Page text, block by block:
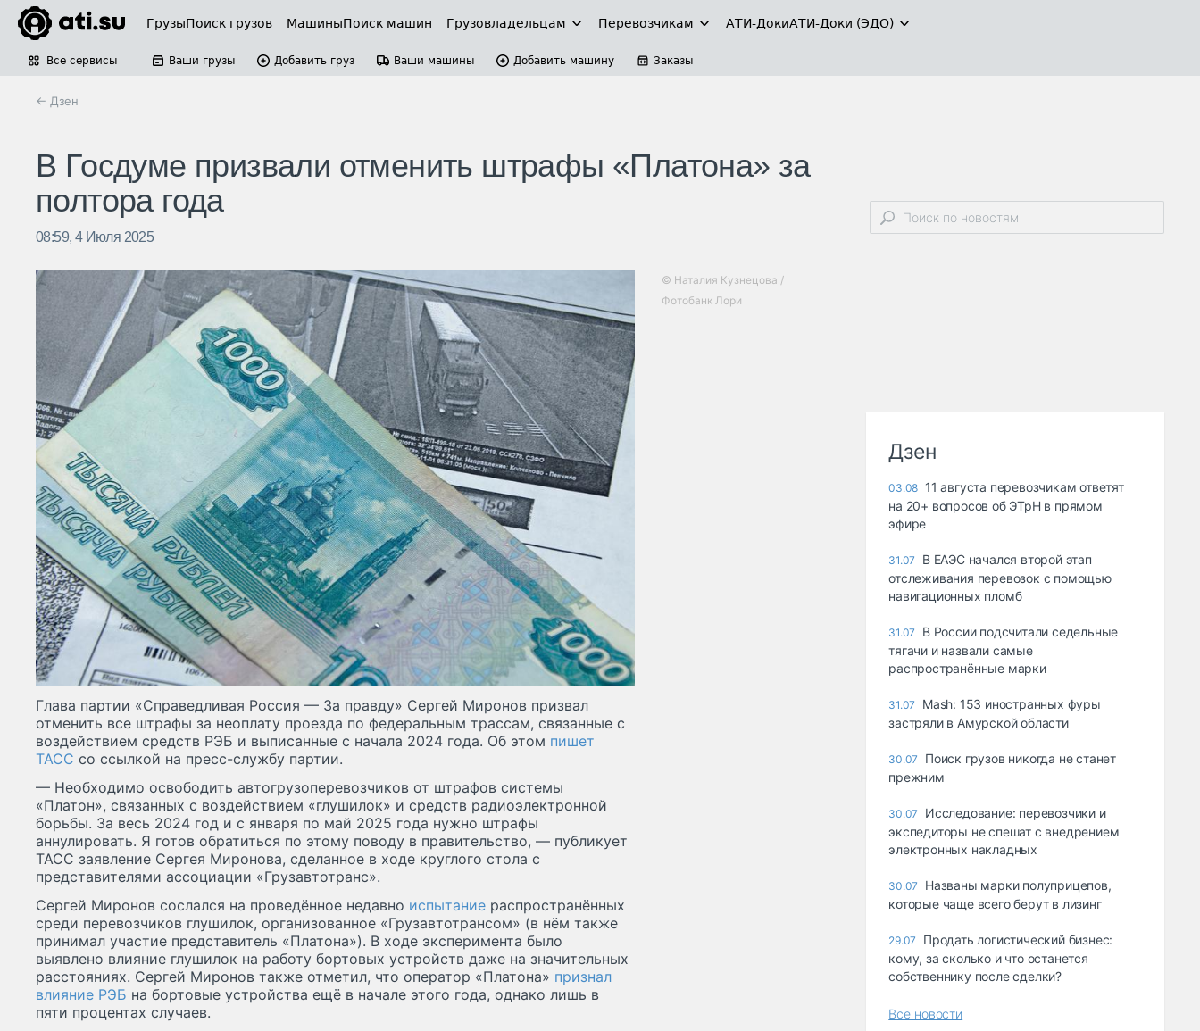
ГрузыПоиск грузов МашиныПоиск машин Грузовладельцам Перевозчикам АТИ-ДокиАТИ-Доки (ЭДО)
Все сервисы Ваши грузы Добавить груз Ваши машины Добавить машину Заказы
← Дзен
В Госдуме призвали отменить штрафы «Платона» за
полтора года
08:59, 4 Июля 2025
© Наталия Кузнецова /
Фотобанк Лори
Глава партии «Справедливая Россия — За правду» Сергей Миронов призвал
отменить все штрафы за неоплату проезда по федеральным трассам, связанные с
воздействием средств РЭБ и выписанные с начала 2024 года. Об этом пишет
ТАСС со ссылкой на пресс-службу партии.
— Необходимо освободить автогрузоперевозчиков от штрафов системы
«Платон», связанных с воздействием «глушилок» и средств радиоэлектронной
борьбы. За весь 2024 год и с января по май 2025 года нужно штрафы
аннулировать. Я готов обратиться по этому поводу в правительство, — публикует
ТАСС заявление Сергея Миронова, сделанное в ходе круглого стола с
представителями ассоциации «Грузавтотранс».
Сергей Миронов сослался на проведённое недавно испытание распространённых
среди перевозчиков глушилок, организованное «Грузавтотрансом» (в нём также
принимал участие представитель «Платона»). В ходе эксперимента было
выявлено влияние глушилок на работу бортовых устройств даже на значительных
расстояниях. Сергей Миронов также отметил, что оператор «Платона» признал
влияние РЭБ на бортовые устройства ещё в начале этого года, однако лишь в
пяти процентах случаев.
Дзен
03.08 11 августа перевозчикам ответят
на 20+ вопросов об ЭТрН в прямом
эфире
31.07
В ЕАЭС начался второй этап
отслеживания перевозок с помощью
навигационных пломб
31.07
В России подсчитали седельные
тягачи и назвали самые
распространённые марки
31.07
Mash: 153 иностранных фуры
застряли в Амурской области
30.07
Поиск грузов никогда не станет
прежним
30.07
Исследование: перевозчики и
экспедиторы не спешат с внедрением
электронных накладных
30.07
Названы марки полуприцепов,
которые чаще всего берут в лизинг
29.07
Продать логистический бизнес:
кому, за сколько и что останется
собственнику после сделки?
Все новости